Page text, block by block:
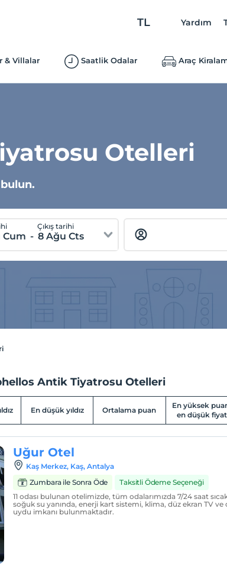
TL Yardım
& Villalar Saatlik Odalar Araç
Otelleri
Cum -
Çıkış tarihi
8 Ağu Cts
Antik Tiyatrosu Otelleri
En düşük yıldız Ortalama puan
En yüksek
en düşük fiyat
Uğur Otel
Kaş Merkez, Kaş, Antalya
Zumbara ile Sonra Öde
Taksitli Ödeme Seçeneği
11 odası bulunan otelimizde, tüm odalarımızda 7/24 saat
soğuk su yanında, enerji kart sistemi, klima, düz ekran TV ve
uydu imkanı bulunmaktadır.